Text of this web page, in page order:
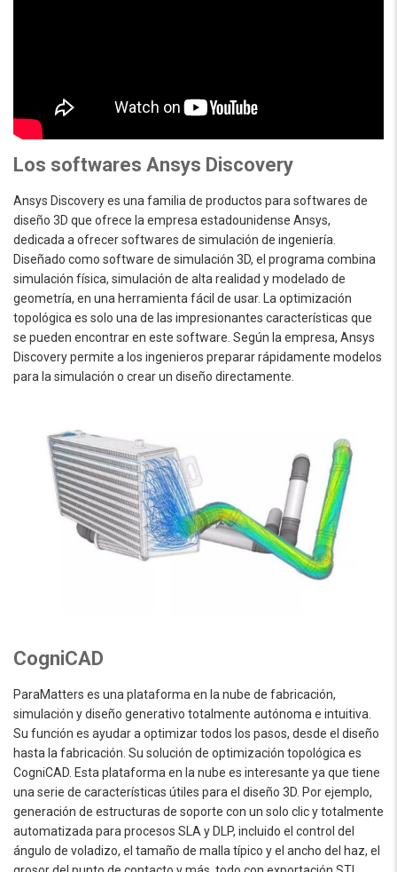
Los softwares Ansys Discovery
Ansys Discovery es una familia de productos para softwares de
diseño 3D que ofrece la empresa estadounidense Ansys,
dedicada a ofrecer softwares de simulación de ingeniería.
Diseñado como software de simulación 3D, el programa combina
simulación física, simulación de alta realidad y modelado de
geometría, en una herramienta fácil de usar. La optimización
topológica es solo una de las impresionantes características que
se pueden encontrar en este software. Según la empresa, Ansys
Discovery permite a los ingenieros preparar rápidamente modelos
para la simulación o crear un diseño directamente.
CogniCAD
ParaMatters es una plataforma en la nube de fabricación,
simulación y diseño generativo totalmente autónoma e intuitiva.
Su función es ayudar a optimizar todos los pasos, desde el diseño
hasta la fabricación. Su solución de optimización topológica es
CogniCAD. Esta plataforma en la nube es interesante ya que tiene
una serie de características útiles para el diseño 3D. Por ejemplo,
generación de estructuras de soporte con un solo clic y totalmente
automatizada para procesos SLA y DLP, incluido el control del
ángulo de voladizo, el tamaño de malla típico y el ancho del haz, el